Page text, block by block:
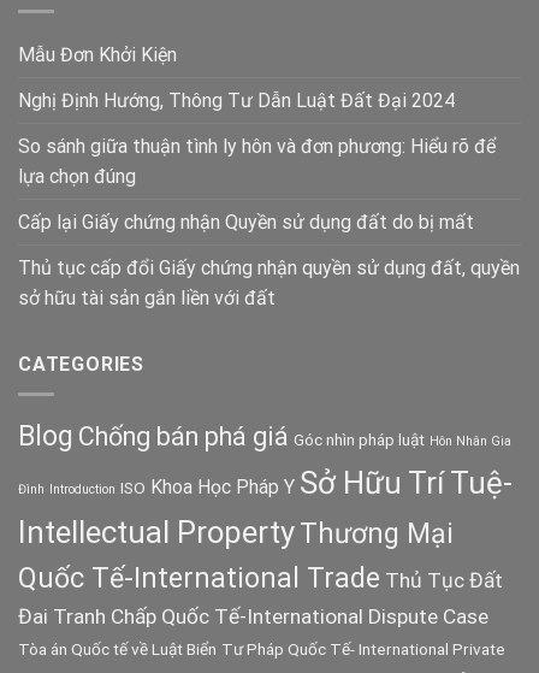
Mẫu Đơn Khởi Kiện
Nghị Định Hướng, Thông Tư Dẫn Luật Đất Đại 2024
So sánh giữa thuận tình ly hôn và đơn phương: Hiểu rõ để
lựa chọn đúng
Cấp lại Giấy chứng nhận Quyền sử dụng đất do bị mất
Thủ tục cấp đổi Giấy chứng nhận quyền sử dụng đất, quyền
sở hữu tài sản gắn liền với đất
CATEGORIES
Blog Chống bán phá giá Góc nhìn pháp luật Hôn Nhân Gia
Đình Introduction ISO Khoa Học Pháp Y Sở Hữu Trí Tuệ-
Intellectual PropertyThương Mại
Quốc Tế-International Trade Thủ Tục Đất
Đai Tranh Chấp Quốc Tế-International Dispute Case
Tòa án Quốc tế về Luật Biển Tư Pháp Quốc Tế- International Private